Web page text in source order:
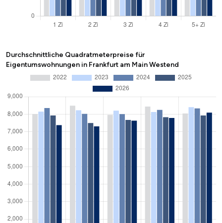
Durchschnittliche Quadratmeterpreise für
Eigentumswohnungen in Frankfurt am Main Westend